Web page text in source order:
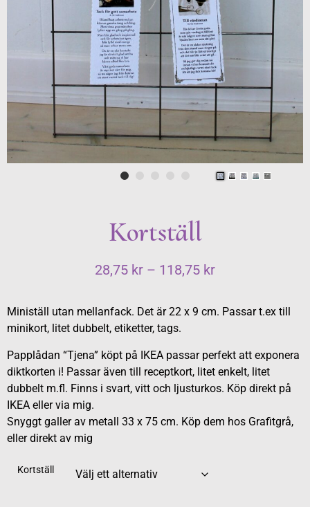
Kortställ
28,75 kr – 118,75 kr
Ministäll utan mellanfack. Det är 22 x 9 cm. Passar t.ex till
minikort, litet dubbelt, etiketter, tags.
Papplådan “Tjena” köpt på IKEA passar perfekt att exponera
diktkorten i! Passar även till receptkort, litet enkelt, litet
dubbelt m.fl. Finns i svart, vitt och ljusturkos. Köp direkt på
IKEA eller via mig.
Snyggt galler av metall 33 x 75 cm. Köp dem hos Grafitgrå,
eller direkt av mig
Kortställ